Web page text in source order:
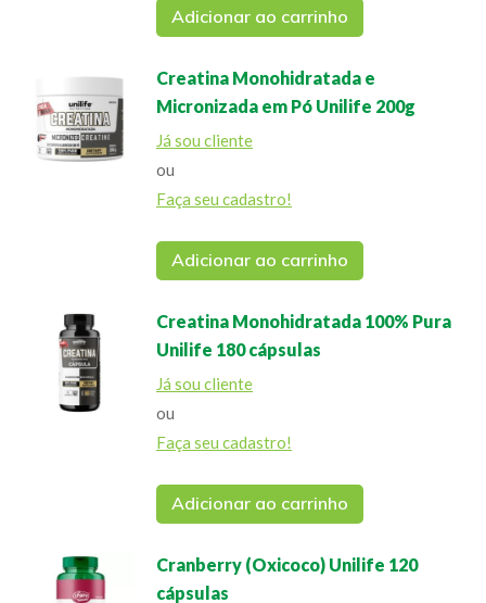
Adicionar ao carrinho
Creatina Monohidratada e
Micronizada em Pó Unilife 200g
Já sou cliente
ou
Faça seu cadastro!
Adicionar ao carrinho
Creatina Monohidratada 100% Pura
Unilife 180 cápsulas
Já sou cliente
ou
Faça seu cadastro!
Adicionar ao carrinho
Cranberry (Oxicoco) Unilife 120
cápsulas